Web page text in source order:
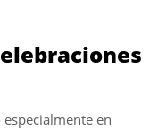
en